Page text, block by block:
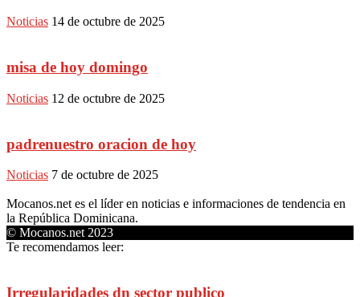
Noticias 14 de octubre de 2025
misa de hoy domingo
Noticias 12 de octubre de 2025
padrenuestro oracion de hoy
Noticias 7 de octubre de 2025
Mocanos.net es el líder en noticias e informaciones de tendencia en
la República Dominicana.
© Mocanos.net 2023
Te recomendamos leer:
Irregularidades dn sector publico